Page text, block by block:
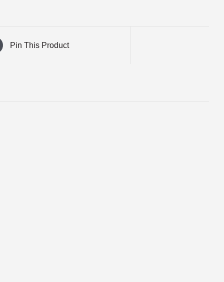
Pin This Product